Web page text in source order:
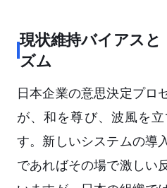
現状維持バイアスと
ズム
日本企業の意思決定プロ
が、和を尊び、波風を
す。新しいシステムの導
であればその場で激しい